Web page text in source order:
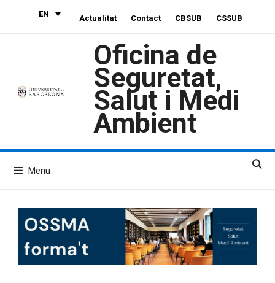
EN Actualitat Contact CBSUB CSSUB
Oficina de
Seguretat,
Salut i Medi
Ambient
Menu